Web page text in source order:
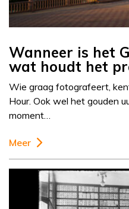
Wanneer is het
wat houdt het
Wie graag fotografeert,
Hour. Ook wel het gouden
moment…
Meer